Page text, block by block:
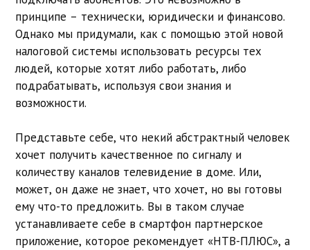
принципе – технически, юридически и финансово.
Однако мы придумали, как с помощью этой новой
налоговой системы использовать ресурсы тех
людей, которые хотят либо работать, либо
подрабатывать, используя свои знания и
возможности.
Представьте себе, что некий абстрактный человек
хочет получить качественное по сигналу и
количеству каналов телевидение в доме. Или,
может, он даже не знает, что хочет, но вы готовы
ему что-то предложить. Вы в таком случае
устанавливаете себе в смартфон партнерское
приложение, которое рекомендует «НТВ-ПЛЮС», а